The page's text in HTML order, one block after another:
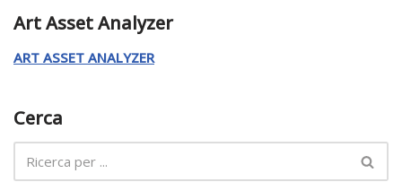
Art Asset Analyzer
ART ASSET ANALYZER
Cerca